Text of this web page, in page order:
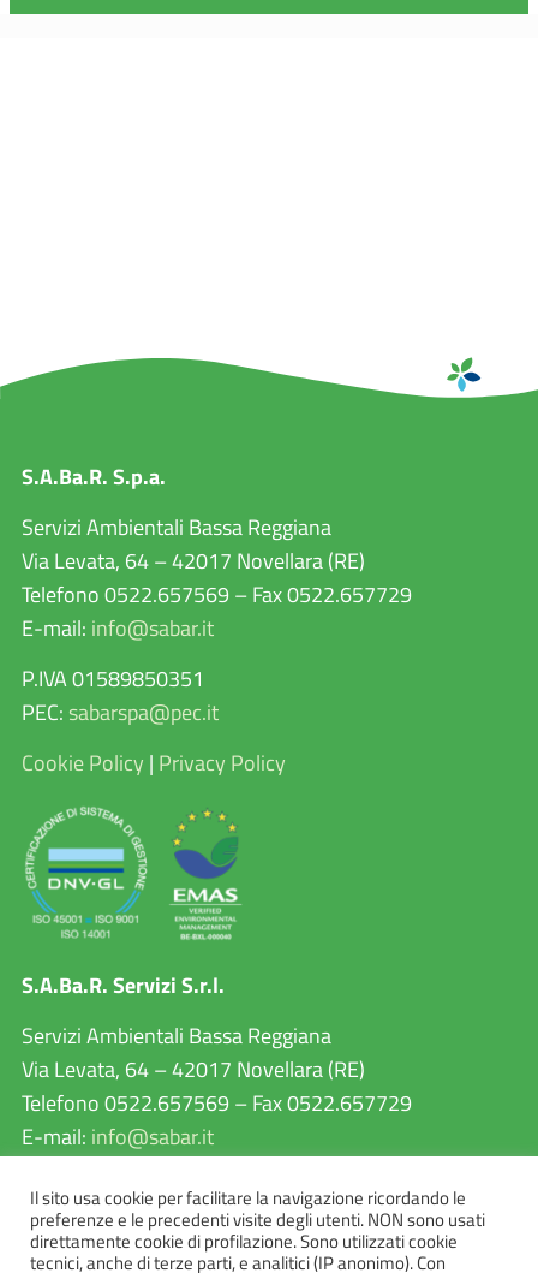
S.A.Ba.R. S.p.a.
Servizi Ambientali Bassa Reggiana
Via Levata, 64 – 42017 Novellara (RE)
Telefono 0522.657569 – Fax 0522.657729
E-mail: info@sabar.it
P.IVA 01589850351
PEC: sabarspa@pec.it
Cookie Policy | Privacy Policy
S.A.Ba.R. Servizi S.r.l.
Servizi Ambientali Bassa Reggiana
Via Levata, 64 – 42017 Novellara (RE)
Telefono 0522.657569 – Fax 0522.657729
E-mail: info@sabar.it
P.IVA 02460240357
PEC:sabarservizisrl@pec.it
Il sito usa cookie per facilitare la navigazione ricordando le
preferenze e le precedenti visite degli utenti. NON sono usati
direttamente cookie di profilazione. Sono utilizzati cookie
tecnici, anche di terze parti, e analitici (IP anonimo). Con